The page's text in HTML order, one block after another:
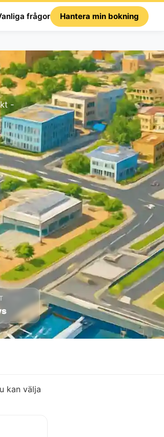
frågor Hantera min bokning
-
kan välja